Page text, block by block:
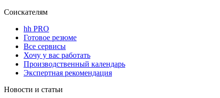
Соискателям
hh PRO
Готовое резюме
Все сервисы
Хочу у вас работать
Производственный календарь
Экспертная рекомендация
Новости и статьи